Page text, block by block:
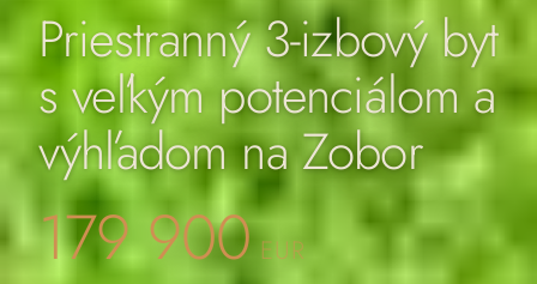
Priestranný 3-izbový byt
s veľkým potenciálom a
výhľadom na Zobor
179 900 EUR